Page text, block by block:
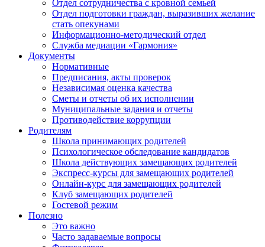
Отдел сотрудничества с кровной семьей
Отдел подготовки граждан, выразивших желание
стать опекунами
Информационно-методический отдел
Служба медиации «Гармония»
Документы
Нормативные
Предписания, акты проверок
Независимая оценка качества
Сметы и отчеты об их исполнении
Муниципальные задания и отчеты
Противодействие коррупции
Родителям
Школа принимающих родителей
Психологическое обследование кандидатов
Школа действующих замещающих родителей
Экспресс-курсы для замещающих родителей
Онлайн-курс для замещающих родителей
Клуб замещающих родителей
Гостевой режим
Полезно
Это важно
Часто задаваемые вопросы